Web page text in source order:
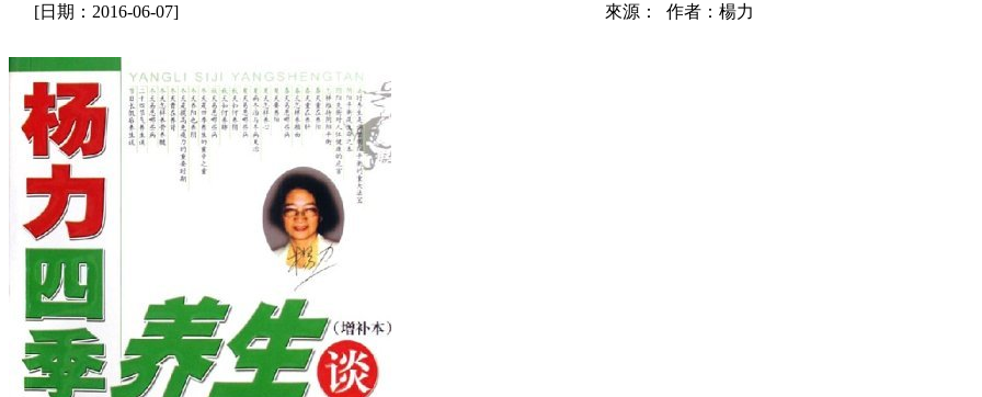
[日期：2016-06-07] 來源： 作者：楊力